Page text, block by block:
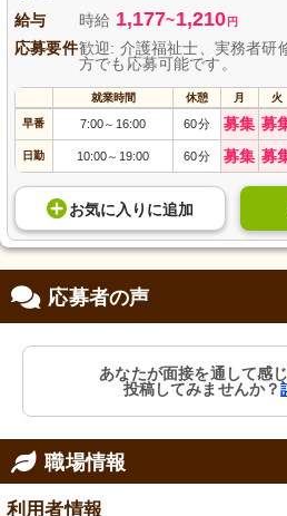
給与 時給 1,177~1,210 円
応募要件歓迎: 介護福祉士、実務者
方でも応募可能です。
就業時間 休憩 月 火
早番 7:00～ 16:00 60分 募集 募
日勤 10:00～ 19:00 60分 募集 募
お気に入り に追加
応募者の声
あなたが面接を通して感
投稿してみませんか？
職場情報
利用者情報